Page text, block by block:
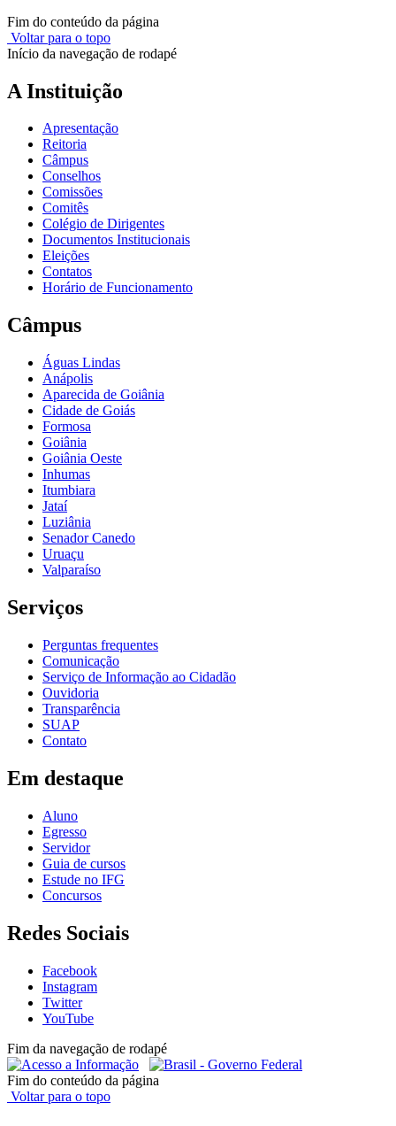
Fim do conteúdo da página
Voltar para o topo
Início da navegação de rodapé
A Instituição
Apresentação
Reitoria
Câmpus
Conselhos
Comissões
Comitês
Colégio de Dirigentes
Documentos Institucionais
Eleições
Contatos
Horário de Funcionamento
Câmpus
Águas Lindas
Anápolis
Aparecida de Goiânia
Cidade de Goiás
Formosa
Goiânia
Goiânia Oeste
Inhumas
Itumbiara
Jataí
Luziânia
Senador Canedo
Uruaçu
Valparaíso
Serviços
Perguntas frequentes
Comunicação
Serviço de Informação ao Cidadão
Ouvidoria
Transparência
SUAP
Contato
Em destaque
Aluno
Egresso
Servidor
Guia de cursos
Estude no IFG
Concursos
Redes Sociais
Facebook
Instagram
Twitter
YouTube
Fim da navegação de rodapé
Fim do conteúdo da página
Voltar para o topo